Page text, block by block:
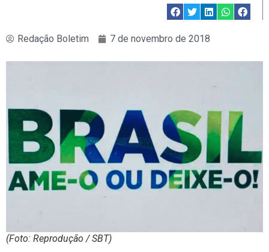
Redação Boletim 7 de novembro de 2018
(Foto: Reprodução / SBT)